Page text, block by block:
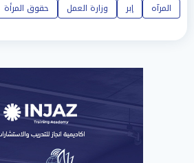
المرآه
إبر وزارة العمل حقوق المرأة